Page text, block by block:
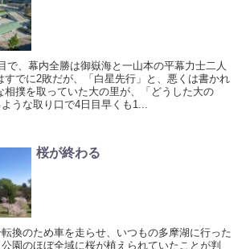
で、幕内全勝は御嶽海と一山本の平幕力士二人
でに2敗だが、「白星先行」と、悪くは書かれ
撲を取っていた大の里が、「どうした大の
うな取り口で4日目早くも1...
桜が終わる
換のため車を走らせ、いつもの多摩湖に行った
園のほぼ全域に桜が植えられていたことが判